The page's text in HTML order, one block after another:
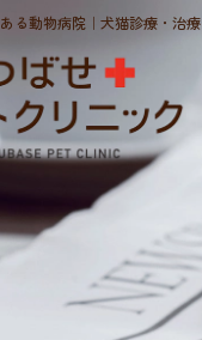
る動物病院｜犬猫診療・治療